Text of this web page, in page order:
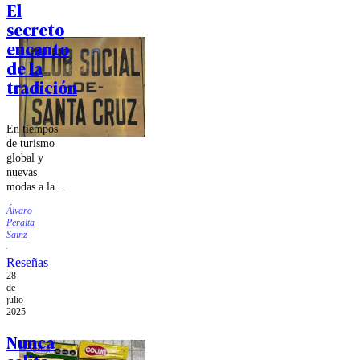
Las
Condes.
El
secreto
encanto
de la
tradición
En tiempos
de turismo
global y
nuevas
modas a la
comer y de
beber, en el
Valle de
Colchagua
funciona este
lugar con la
misma buena
fraternidad
Álvaro
Peralta
Sainz
Reseñas
28
de
julio
2025
Nunca